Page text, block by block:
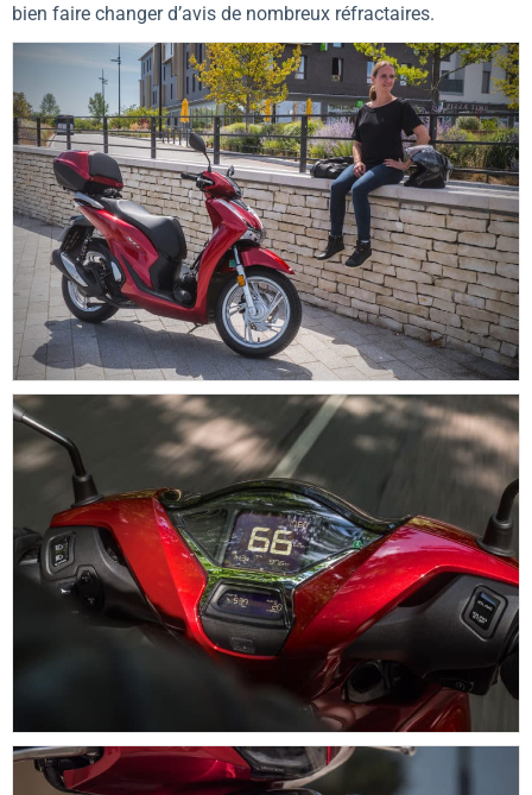
bien faire changer d’avis de nombreux réfractaires.